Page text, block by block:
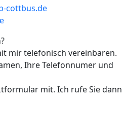
cottbus.de
mir telefonisch vereinbaren.
Ihre Telefonnumer und
mit. Ich rufe Sie dann